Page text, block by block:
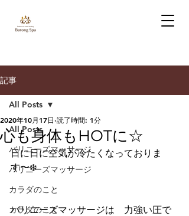
記事
All Posts
バリニーズマッサージ
バリニーズマッサージ
カラダのこと
カラダのこと
All Posts
心も身体もHOTに☆
2020年10月17日 読了時間: 1分
日に日に空気が冷たくなっておりま
す〜❄️
バリニーズマッサージは　力強い圧で